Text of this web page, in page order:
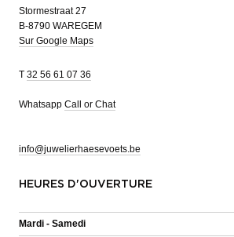
Stormestraat 27
B-8790 WAREGEM
Sur Google Maps
T 32 56 61 07 36
Whatsapp Call or Chat
info@juwelierhaesevoets.be
HEURES D'OUVERTURE
Mardi - Samedi